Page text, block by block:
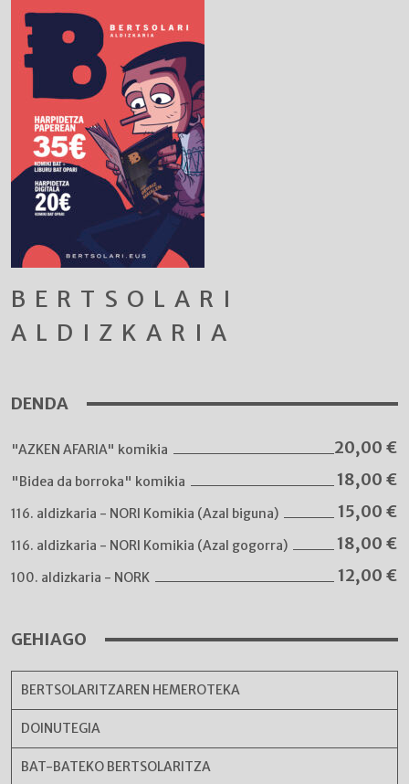
BERTSOLARI
ALDIZKARIA
DENDA
"AZKEN AFARIA" komikia 20,00 €
"Bidea da borroka" komikia 18,00 €
116. aldizkaria - NORI Komikia (Azal biguna) 15,00 €
116. aldizkaria - NORI Komikia (Azal gogorra) 18,00 €
100. aldizkaria - NORK 12,00 €
GEHIAGO
BERTSOLARITZAREN HEMEROTEKA
DOINUTEGIA
BAT-BATEKO BERTSOLARITZA